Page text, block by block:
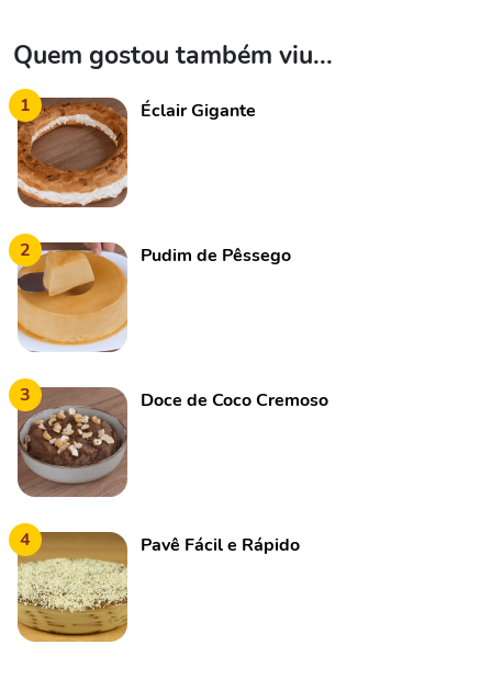
Quem gostou também viu...
1 Éclair Gigante
2 Pudim de Pêssego
3 Doce de Coco Cremoso
4 Pavê Fácil e Rápido